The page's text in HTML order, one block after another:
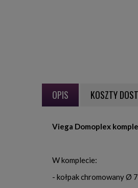
OPIS KOSZTY
Viega Domoplex
W komplecie:
- kołpak chromowany Ø